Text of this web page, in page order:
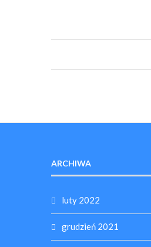
ARCHIWA
luty 2022
grudzień 2021